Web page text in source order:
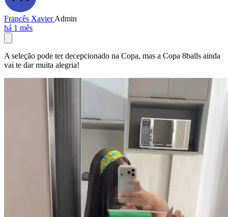
Francês XavierAdmin
há 1 mês
A seleção pode ter decepcionado na Copa, mas a Copa 8balls ainda
vai te dar muita alegria!